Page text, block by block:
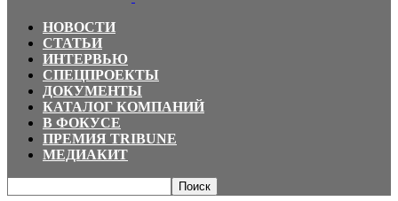
НОВОСТИ
СТАТЬИ
ИНТЕРВЬЮ
СПЕЦПРОЕКТЫ
ДОКУМЕНТЫ
КАТАЛОГ КОМПАНИЙ
В ФОКУСЕ
ПРЕМИЯ TRIBUNE
МЕДИАКИТ